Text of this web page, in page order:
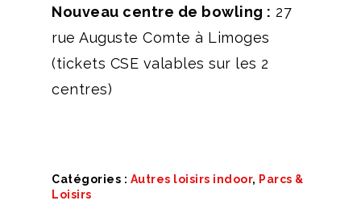
Nouveau centre de bowling : 27
rue Auguste Comte à Limoges
(tickets CSE valables sur les 2
centres)
Catégories : Autres loisirs indoor, Parcs &
Loisirs